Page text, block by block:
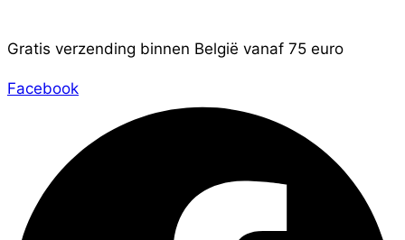
Gratis verzending binnen België vanaf 75 euro
Facebook